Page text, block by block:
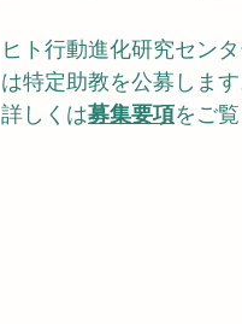
ヒト行動進化研究セン
は特定助教を公募します
詳しくは募集要項をご覧